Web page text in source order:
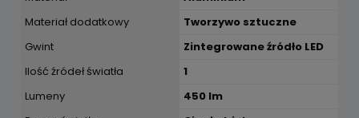
Materiał dodatkowy
Tworzywo sztuczne
Gwint
Zintegrowane źródło LED
Ilość źródeł światła
1
Lumeny
450 lm